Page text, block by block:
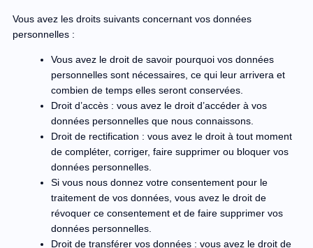
Vous avez les droits suivants concernant vos données
personnelles :
Vous avez le droit de savoir pourquoi vos données
personnelles sont nécessaires, ce qui leur arrivera et
combien de temps elles seront conservées.
Droit d’accès : vous avez le droit d’accéder à vos
données personnelles que nous connaissons.
Droit de rectification : vous avez le droit à tout moment
de compléter, corriger, faire supprimer ou bloquer vos
données personnelles.
Si vous nous donnez votre consentement pour le
traitement de vos données, vous avez le droit de
révoquer ce consentement et de faire supprimer vos
données personnelles.
Droit de transférer vos données : vous avez le droit de